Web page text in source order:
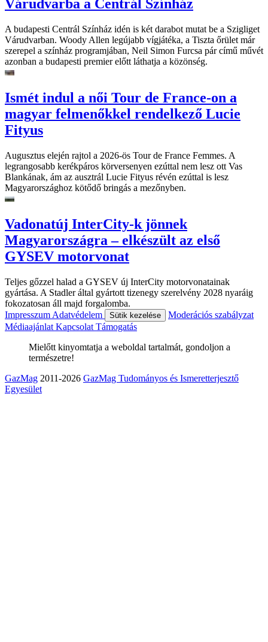
Várudvarba a Centrál Színház
A budapesti Centrál Színház idén is két darabot mutat be a Szigliget
Várudvarban. Woody Allen legújabb vígjátéka, a Tiszta őrület már
szerepel a színház programjában, Neil Simon Furcsa pár című művét
azonban a budapesti premier előtt láthatja a közönség.
Ismét indul a női Tour de France-on a
magyar felmenőkkel rendelkező Lucie
Fityus
Augusztus elején rajtol a 2026-ös Tour de France Femmes. A
legrangosabb kerékpáros körversenyen ezúttal nem lesz ott Vas
Blankának, ám az ausztrál Lucie Fityus révén ezúttal is lesz
Magyarországhoz kötődő bringás a mezőnyben.
Vadonatúj InterCity-k jönnek
Magyarországra – elkészült az első
GYSEV motorvonat
Teljes gőzzel halad a GYSEV új InterCity motorvonatainak
gyártása. A Stadler által gyártott tizenegy szerelvény 2028 nyaráig
fokozatosan áll majd forgalomba.
Impresszum Adatvédelem Sütik kezelése
Moderációs szabályzat
Médiaajánlat Kapcsolat Támogatás
Mielőtt kinyomtatja a weboldal tartalmát, gondoljon a
természetre!
GazMag 2011-2026 GazMag Tudományos és Ismeretterjesztő
Egyesület